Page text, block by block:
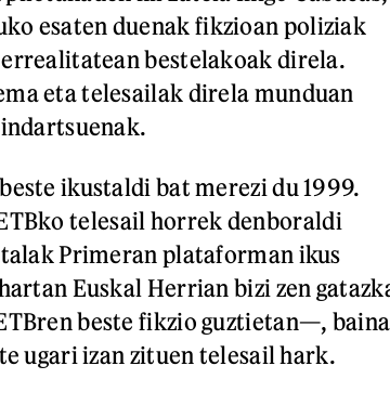
esaten duenak fikzioan poliziak
bestelakoak direla.
eta telesailak direla munduan
ikustaldi bat merezi du 1999.
telesail horrek denboraldi
Primeran plataforman ikus
Euskal Herrian bizi zen
beste fikzio guztietan—, baina
ugari izan zituen telesail hark.